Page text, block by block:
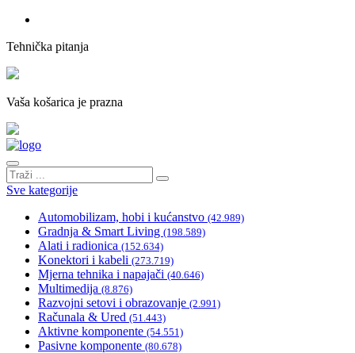
Tehnička pitanja
Vaša košarica je prazna
Sve kategorije
Automobilizam, hobi i kućanstvo (42.989)
Gradnja & Smart Living (198.589)
Alati i radionica (152.634)
Konektori i kabeli (273.719)
Mjerna tehnika i napajači (40.646)
Multimedija (8.876)
Razvojni setovi i obrazovanje (2.991)
Računala & Ured (51.443)
Aktivne komponente (54.551)
Pasivne komponente (80.678)